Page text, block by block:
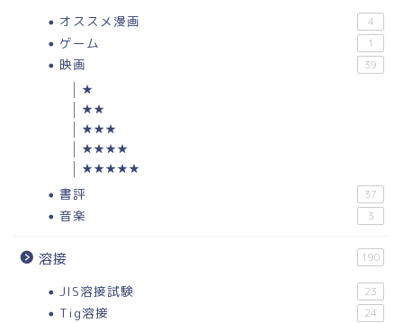
オススメ漫画 4
ゲーム 1
映画 39
★
★★
★★★
★★★★
★★★★★
書評 37
音楽 3
溶接 190
JIS溶接試験 23
Tig溶接 24